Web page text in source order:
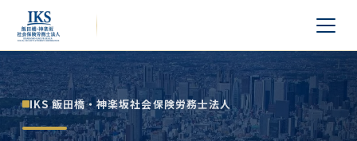
IKS 飯田橋・神楽坂社会保険労務士法人